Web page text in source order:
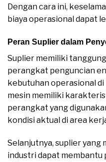
Dengan cara ini,
biaya operasional dapat
Peran Suplier dalam
Suplier memiliki
perangkat penguncian
kebutuhan operasional
mesin memiliki
perangkat yang
kondisi aktual di area
Selanjutnya, suplier yang
industri dapat